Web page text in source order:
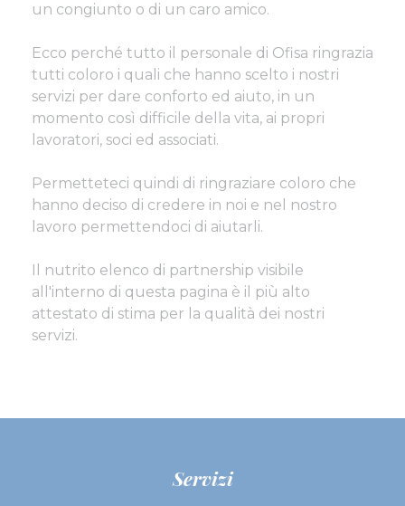
un congiunto o di un caro amico.
Ecco perché tutto il personale di Ofisa ringrazia
tutti coloro i quali che hanno scelto i nostri
servizi per dare conforto ed aiuto, in un
momento così difficile della vita, ai propri
lavoratori, soci ed associati.
Permetteteci quindi di ringraziare coloro che
hanno deciso di credere in noi e nel nostro
lavoro permettendoci di aiutarli.
Il nutrito elenco di partnership visibile
all'interno di questa pagina è il più alto
attestato di stima per la qualità dei nostri
servizi.
Servizi